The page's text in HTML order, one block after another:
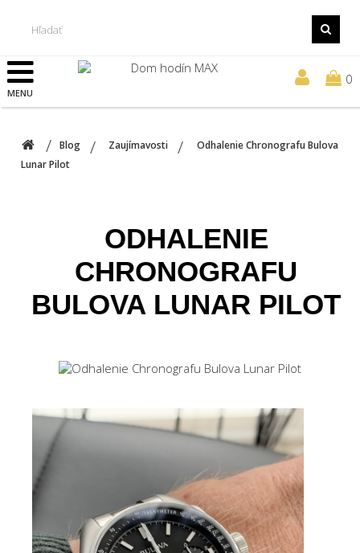
MENU
0
Blog Zaujímavosti
Odhalenie Chronografu Bulova
Lunar Pilot
ODHALENIE
CHRONOGRAFU
BULOVA LUNAR PILOT